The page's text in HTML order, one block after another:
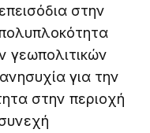
στην
γεωπολιτικών
για την
στην περιοχή